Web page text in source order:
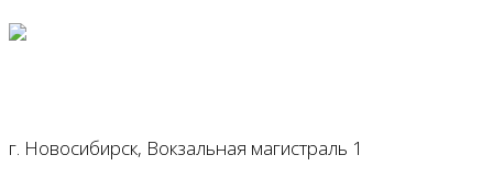
г. Новосибирск, Вокзальная магистраль 1